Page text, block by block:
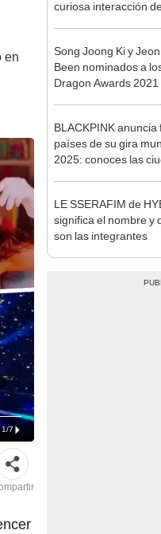
en
1/7
curiosa interacción
Song Joong Ki y
Been nominados a
Dragon Awards 2021
BLACKPINK anuncia
países de su gira
2025: conoces las
LE SSERAFIM de
significa el nombre y
son las integrantes